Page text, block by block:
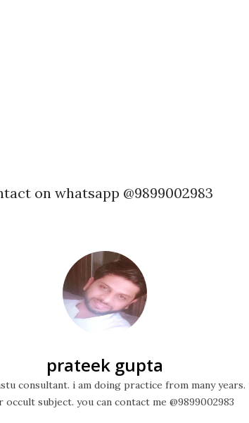
on whatsapp @9899002983
prateek gupta
consultant. i am doing practice from many
occult subject. you can contact me @9899002983